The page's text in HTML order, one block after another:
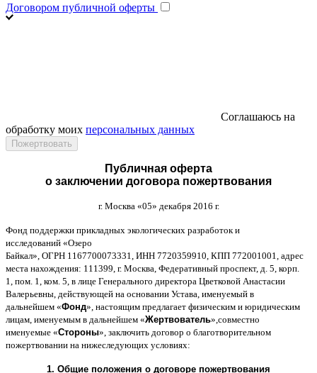
Договором публичной оферты
Соглашаюсь на
обработку моих персональных данных
Публичная оферта
о заключении договора пожертвования
г. Москва «05» декабря 2016 г.
Фонд поддержки прикладных экологических разработок и
исследований «Озеро
Байкал», ОГРН 1167700073331, ИНН 7720359910, КПП 772001001, адрес
места нахождения: 111399, г. Москва Федеративный проспект, д . 5, корп
1, пом . 1, ком . 5, в лице Генерального директора Цветковой Анастасии
Валерьевны действующей на основании Устава именуемый в
дальнейшем «Фонд», настоящим предлагает физическим и юридическим
лицам именуемым в дальнейшем «Жертвователь», совместно
именуемые «Стороны», заключить договор o благотворительном
пожертвовании на нижеследующих условиях:
1. Общие положения o договоре пожертвования